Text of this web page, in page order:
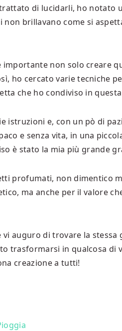
di lucidarli, ho notato
brillavano come si
importante non solo creare
ho cercato varie tecniche
che ho condiviso in
istruzioni e, con un pò di
e senza vita, in una
è stato la mia più grande
profumati, non dimentico
ma anche per il valore
auguro di trovare la stessa
trasformarsi in qualcosa di
creazione a tutti!